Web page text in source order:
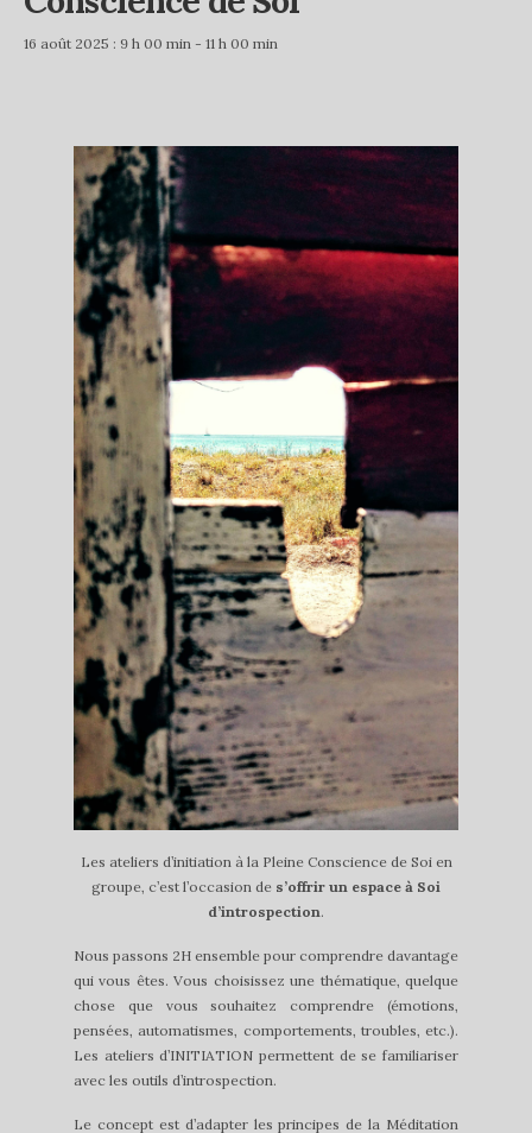
16 août 2025 : 9 h 00 min - 11 h 00 min
Les ateliers d’initiation à la Pleine Conscience de Soi en
groupe, c’est l’occasion de s’offrir un espace à Soi
d’introspection.
Nous passons 2H ensemble pour comprendre davantage
qui vous êtes. Vous choisissez une thématique, quelque
chose que vous souhaitez comprendre (émotions,
pensées, automatismes, comportements, troubles, etc.).
Les ateliers d’INITIATION permettent de se familiariser
avec les outils d’introspection.
Le concept est d’adapter les principes de la Méditation